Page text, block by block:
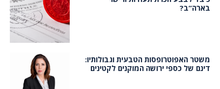
בארה”ב?
משטר האפוטרופסות הטבעית וגבולותיו:
דינם של כספי ירושה המוקנים לקטינים